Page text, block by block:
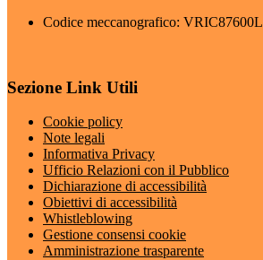
Codice meccanografico: VRIC87600L
Sezione Link Utili
Cookie policy
Note legali
Informativa Privacy
Ufficio Relazioni con il Pubblico
Dichiarazione di accessibilità
Obiettivi di accessibilità
Whistleblowing
Gestione consensi cookie
Amministrazione trasparente